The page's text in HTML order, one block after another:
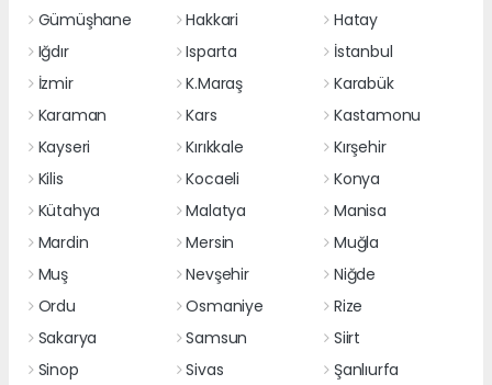
Gümüşhane
Hakkari
Hatay
Iğdır
Isparta
İstanbul
İzmir
K.Maraş
Karabük
Karaman
Kars
Kastamonu
Kayseri
Kırıkkale
Kırşehir
Kilis
Kocaeli
Konya
Kütahya
Malatya
Manisa
Mardin
Mersin
Muğla
Muş
Nevşehir
Niğde
Ordu
Osmaniye
Rize
Sakarya
Samsun
Siirt
Sinop
Sivas Şanlıurfa